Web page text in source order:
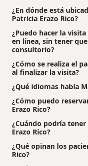
¿En dónde está
Patricia Erazo Rico?
¿Puedo hacer la
en línea, sin tener
consultorio?
¿Cómo se realiza el
al finalizar la visita?
¿Qué idiomas habla
¿Cómo puedo
Erazo Rico?
¿Cuándo podría
Erazo Rico?
¿Qué opinan los
Rico?